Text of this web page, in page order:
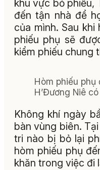
khu vực bỏ phiếu,
đến tận nhà để
của mình. Sau
phiếu phụ sẽ
kiểm phiếu chung
Hòm phiếu
H’Đương Niê
Không khí ngày
bàn vùng biên.
tri nào bị bỏ lại
hòm phiếu phụ
khăn trong việc đi